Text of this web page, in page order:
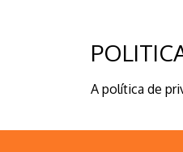
A política de